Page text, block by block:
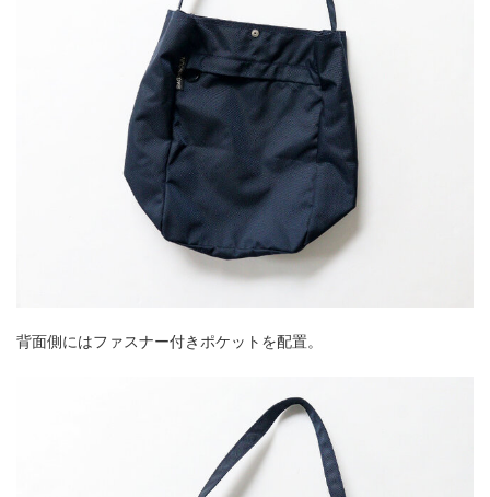
背面側にはファスナー付きポケットを配置。